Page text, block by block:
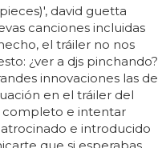
david guetta
canciones incluidas
el tráiler no nos
¿ver a djs pinchando?
innovaciones las de
en el tráiler del
completo e intentar
e introducido
que si esperabas